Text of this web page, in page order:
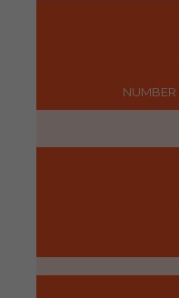
NUMBER